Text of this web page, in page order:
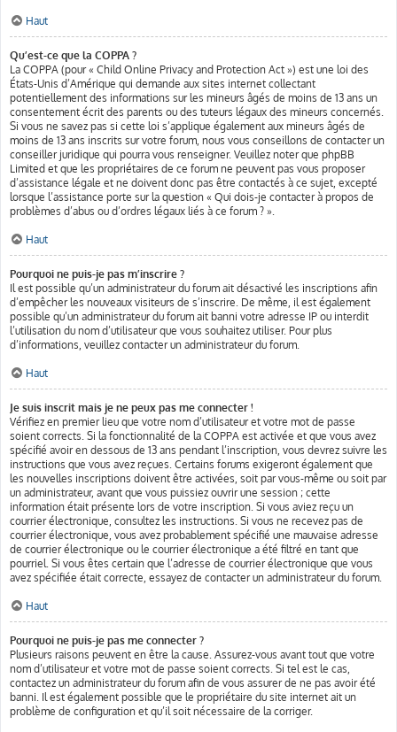
Haut
Qu’est-ce que la COPPA ?
La COPPA (pour « Child Online Privacy and Protection Act ») est une loi des
États-Unis d’Amérique qui demande aux sites internet collectant
potentiellement des informations sur les mineurs âgés de moins de 13 ans un
consentement écrit des parents ou des tuteurs légaux des mineurs concernés.
Si vous ne savez pas si cette loi s’applique également aux mineurs âgés de
moins de 13 ans inscrits sur votre forum, nous vous conseillons de contacter un
conseiller juridique qui pourra vous renseigner. Veuillez noter que phpBB
Limited et que les propriétaires de ce forum ne peuvent pas vous proposer
d’assistance légale et ne doivent donc pas être contactés à ce sujet, excepté
lorsque l’assistance porte sur la question « Qui dois-je contacter à propos de
problèmes d’abus ou d’ordres légaux liés à ce forum ? ».
Haut
Pourquoi ne puis-je pas m’inscrire ?
Il est possible qu’un administrateur du forum ait désactivé les inscriptions afin
d’empêcher les nouveaux visiteurs de s’inscrire. De même, il est également
possible qu’un administrateur du forum ait banni votre adresse IP ou interdit
l’utilisation du nom d’utilisateur que vous souhaitez utiliser. Pour plus
d’informations, veuillez contacter un administrateur du forum.
Haut
Je suis inscrit mais je ne peux pas me connecter !
Vérifiez en premier lieu que votre nom d’utilisateur et votre mot de passe
soient corrects. Si la fonctionnalité de la COPPA est activée et que vous avez
spécifié avoir en dessous de 13 ans pendant l’inscription, vous devrez suivre les
instructions que vous avez reçues. Certains forums exigeront également que
les nouvelles inscriptions doivent être activées, soit par vous-même ou soit par
un administrateur, avant que vous puissiez ouvrir une session ; cette
information était présente lors de votre inscription. Si vous aviez reçu un
courrier électronique, consultez les instructions. Si vous ne recevez pas de
courrier électronique, vous avez probablement spécifié une mauvaise adresse
de courrier électronique ou le courrier électronique a été filtré en tant que
pourriel. Si vous êtes certain que l’adresse de courrier électronique que vous
avez spécifiée était correcte, essayez de contacter un administrateur du forum.
Haut
Pourquoi ne puis-je pas me connecter ?
Plusieurs raisons peuvent en être la cause. Assurez-vous avant tout que votre
nom d’utilisateur et votre mot de passe soient corrects. Si tel est le cas,
contactez un administrateur du forum afin de vous assurer de ne pas avoir été
banni. Il est également possible que le propriétaire du site internet ait un
problème de configuration et qu’il soit nécessaire de la corriger.